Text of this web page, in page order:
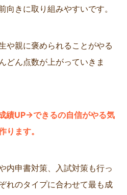
向きに取り組みやすいです。
や親に褒められることがやる
どん点数が上がっていきま
績UP→できるの自信がやる気
ります。
内申書対策、入試対策も行っ
れのタイプに合わせて最も成